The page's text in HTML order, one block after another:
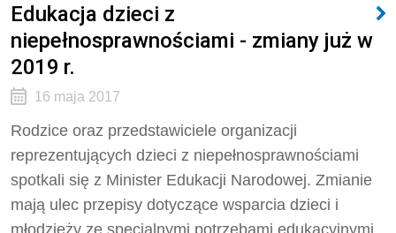
Edukacja dzieci z
niepełnosprawnościami - zmiany już w
2019 r.
16 maja 2017
Rodzice oraz przedstawiciele organizacji
reprezentujących dzieci z niepełnosprawnościami
spotkali się z Minister Edukacji Narodowej. Zmianie
mają ulec przepisy dotyczące wsparcia dzieci i
młodzieży ze specjalnymi potrzebami edukacyjnymi.